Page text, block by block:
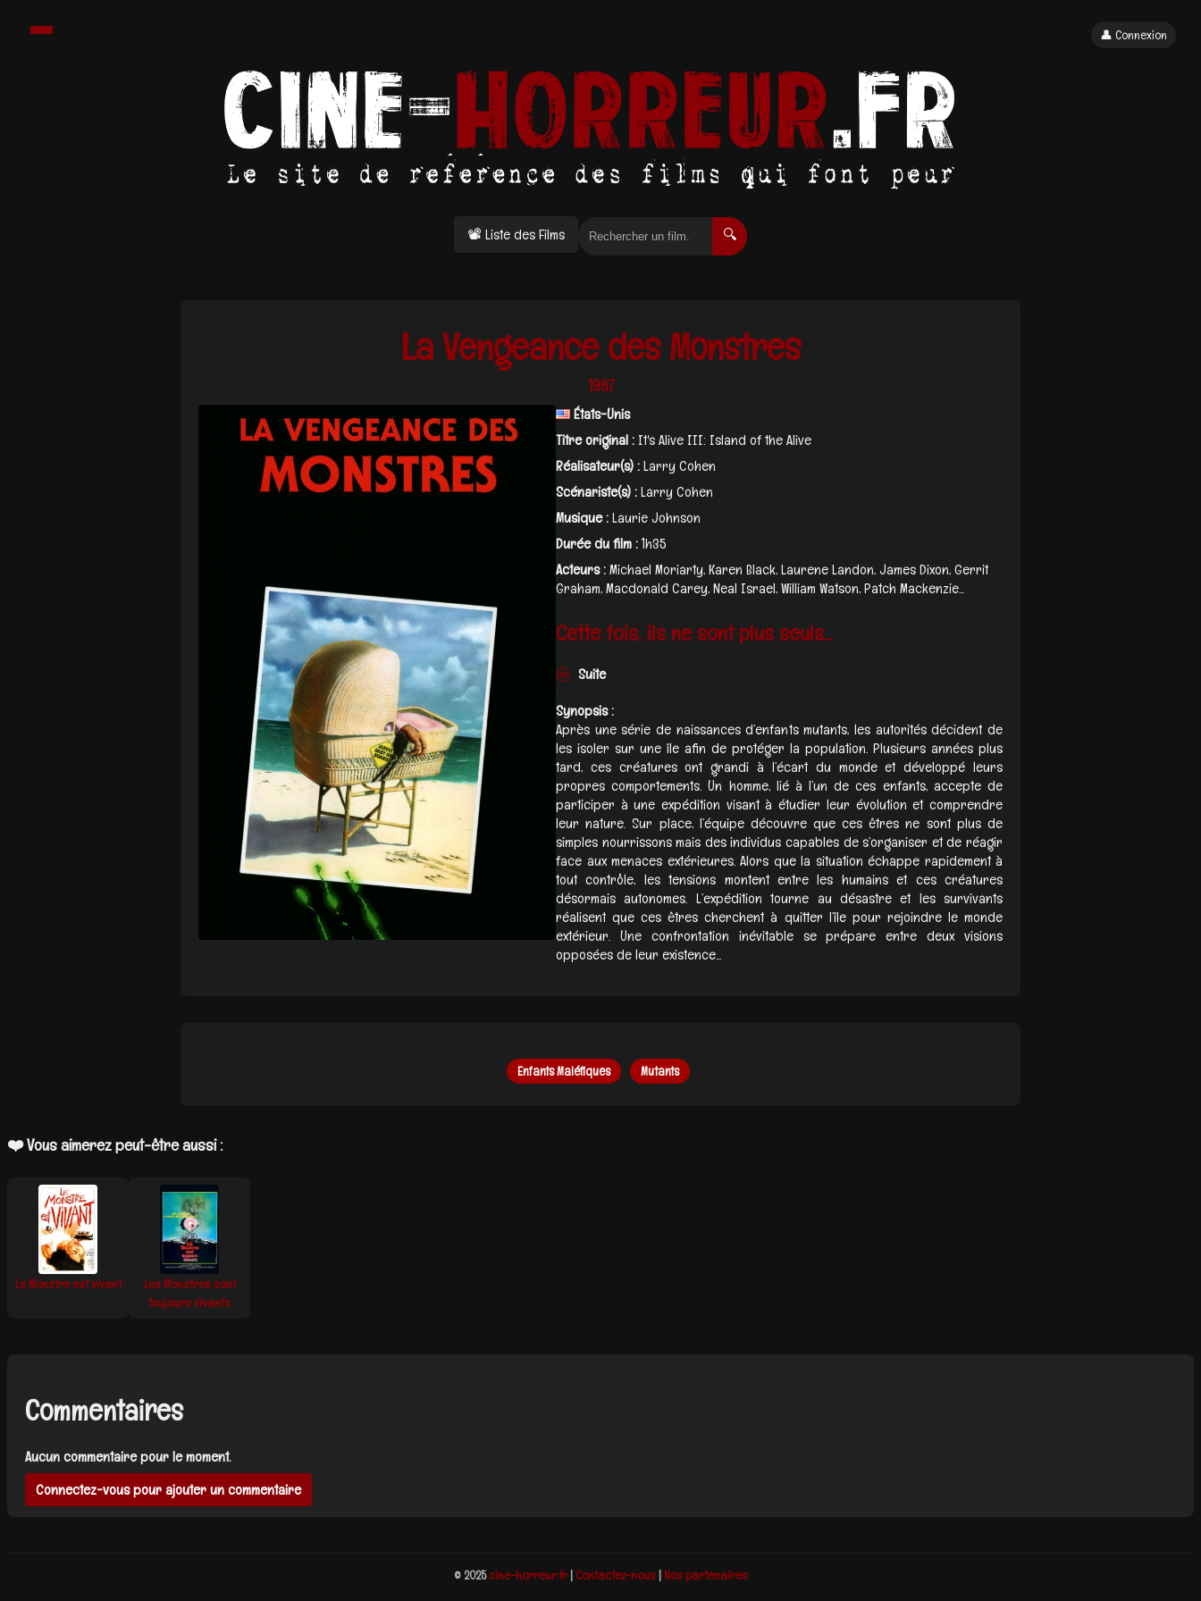
📽 Liste des Films 🔍
👤 Connexion
La Vengeance des Monstres
1987
États-Unis
Titre original : It's Alive III: Island of the Alive
Réalisateur(s) :Larry Cohen
Scénariste(s) :Larry Cohen
Musique :Laurie Johnson
Durée du film :1h35
Acteurs :Michael Moriarty, Karen Black, Laurene Landon, James Dixon, Gerrit
Graham, Macdonald Carey, Neal Israel, William Watson, Patch Mackenzie...
Cette fois, ils ne sont plus seuls...
Suite
Synopsis :
Après une série de naissances d’enfants mutants, les autorités décident de
les isoler sur une île afin de protéger la population. Plusieurs années plus
tard, ces créatures ont grandi à l’écart du monde et développé leurs
propres comportements. Un homme, lié à l’un de ces enfants, accepte de
participer à une expédition visant à étudier leur évolution et comprendre
leur nature. Sur place, l’équipe découvre que ces êtres ne sont plus de
simples nourrissons mais des individus capables de s’organiser et de réagir
face aux menaces extérieures. Alors que la situation échappe rapidement à
tout contrôle, les tensions montent entre les humains et ces créatures
désormais autonomes. L’expédition tourne au désastre et les survivants
réalisent que ces êtres cherchent à quitter l’île pour rejoindre le monde
extérieur. Une confrontation inévitable se prépare entre deux visions
opposées de leur existence...
Enfants Maléfiques Mutants
❤️ Vous aimerez peut-être aussi :
Le Monstre est vivant
Les Monstres sont
toujours vivants
Commentaires
Aucun commentaire pour le moment.
Connectez-vous pour ajouter un commentaire
© 2025cine-horreur.fr| Contactez-nous| Nos partenaires